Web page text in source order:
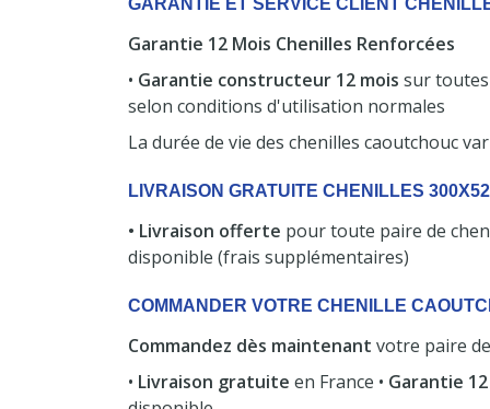
Garantie 12 Mois Chenilles Renforcées
• Garantie constructeur 12 mois sur
selon conditions d'utilisation normales
La durée de vie des chenilles caoutchouc
LIVRAISON GRATUITE CHENILLES
• Livraison offerte pour toute paire de
disponible (frais supplémentaires)
COMMANDER VOTRE CHENILLE
Commandez dès maintenant votre paire
• Livraison gratuite en France • Garantie